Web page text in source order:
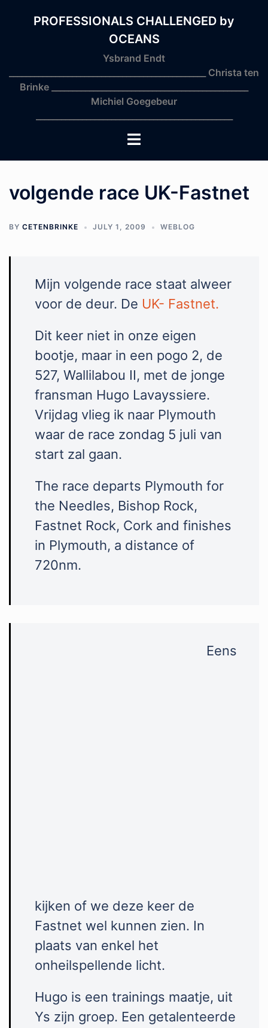
PROFESSIONALS CHALLENGED by
OCEANS
Ysbrand Endt
_______________________________________________ Christa ten
Brinke _______________________________________________
Michiel Goegebeur
Toggle
menu
volgende race UK-Fastnet
BY CETENBRINKE JULY 1, 2009 WEBLOG
Mijn volgende race staat alweer
voor de deur. De UK- Fastnet.
Dit keer niet in onze eigen
bootje, maar in een pogo 2, de
527, Wallilabou II, met de jonge
fransman Hugo Lavayssiere.
Vrijdag vlieg ik naar Plymouth
waar de race zondag 5 juli van
start zal gaan.
The race departs Plymouth for
the Needles, Bishop Rock,
Fastnet Rock, Cork and finishes
in Plymouth, a distance of
720nm.
Eens
kijken of we deze keer de
Fastnet wel kunnen zien. In
plaats van enkel het
onheilspellende licht.
Hugo is een trainings maatje, uit
Ys zijn groep. Een getalenteerde